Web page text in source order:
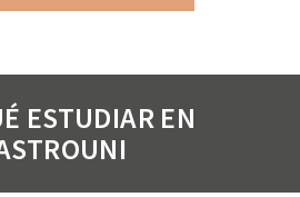
ESTUDIAR EN